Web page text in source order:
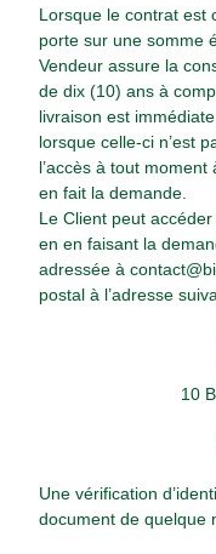
Lorsque le contrat est
porte sur une somme
Vendeur assure la
de dix (10) ans à
livraison est
lorsque celle-ci n’est
l’accès à tout
en fait la demande.
Le Client peut
en en faisant la
adressée à
postal à l’adresse
10
Une vérification
document de quelque